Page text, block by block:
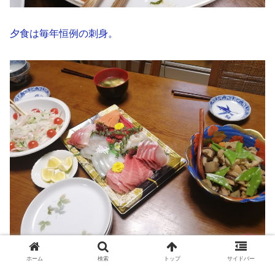
夕食は毎年恒例の刺身。
ホーム 検索 トップ サイドバー